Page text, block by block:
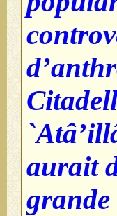
aurait
grande